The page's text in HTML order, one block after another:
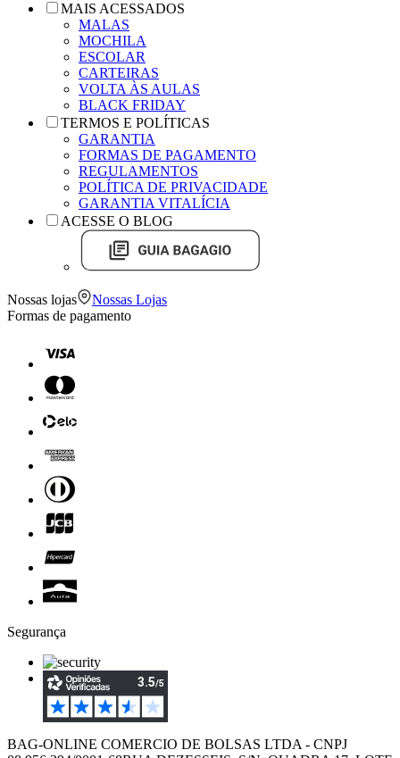
MAIS ACESSADOS
MALAS
MOCHILA
ESCOLAR
CARTEIRAS
VOLTA ÀS AULAS
BLACK FRIDAY
TERMOS E POLÍTICAS
GARANTIA
FORMAS DE PAGAMENTO
REGULAMENTOS
POLÍTICA DE PRIVACIDADE
GARANTIA VITALÍCIA
ACESSE O BLOG
Nossas lojas
Nossas Lojas
Formas de pagamento
Segurança
BAG-ONLINE COMERCIO DE BOLSAS LTDA - CNPJ